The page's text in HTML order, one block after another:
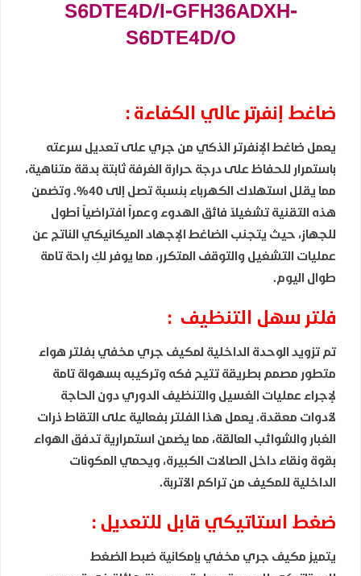
S6DTE4D/I-GFH36ADXH-
S6DTE4D/O
ضاغط إنفرتر عالي الكفاءة :
يعمل ضاغط الإنفرتر الذكي من جري على تعديل سرعته
باستمرار للحفاظ على درجة حرارة الغرفة ثابتة بدقة متناهية،
مما يقلل استهلاك الكهرباء بنسبة تصل إلى 40%. وتضمن
هذه التقنية تشغيلاً فائق الهدوء وعمراً افتراضياً أطول
للجهاز، حيث يتجنب الضاغط الإجهاد الميكانيكي الناتج عن
عمليات التشغيل والتوقف المتكرر، مما يوفر لكِ راحة تامة
طوال اليوم.
فلتر سهل التنظيف :
تم تزويد الوحدة الداخلية لمكيف جري مخفي بفلتر هواء
متطور مصمم بطريقة تتيح فكه وتركيبه بسهولة تامة
لإجراء عمليات الغسيل والتنظيف الدوري دون الحاجة
لأدوات معقدة. يعمل هذا الفلتر بفعالية على التقاط ذرات
الغبار والشوائب العالقة، مما يضمن استمرارية تدفق الهواء
بقوة ونقاء داخل الصالات الكبيرة، ويحمي المكونات
الداخلية للمكيف من تراكم الأتربة.
ضغط استاتيكي قابل للتعديل :
يتميز مكيف جري مخفي بإمكانية ضبط الضغط